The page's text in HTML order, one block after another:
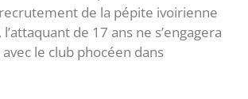
de la pépite ivoirienne
de 17 ans ne s’engagera
le club phocéen dans